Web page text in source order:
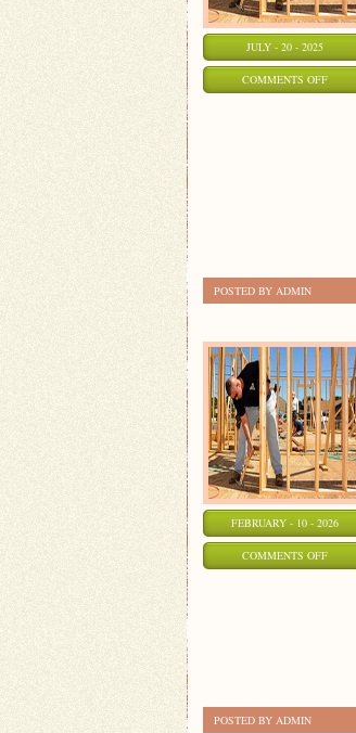
JULY - 20 - 2025
COMMENTS OFFON
POSTED BY ADMIN
FEBRUARY - 10 - 2026
COMMENTS OFFON
POSTED BY ADMIN